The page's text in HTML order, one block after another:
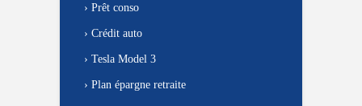
› Prêt conso
› Crédit auto
› Tesla Model 3
› Plan épargne retraite